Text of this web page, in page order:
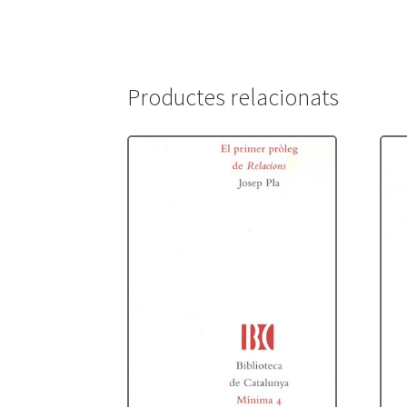
Productes relacionats